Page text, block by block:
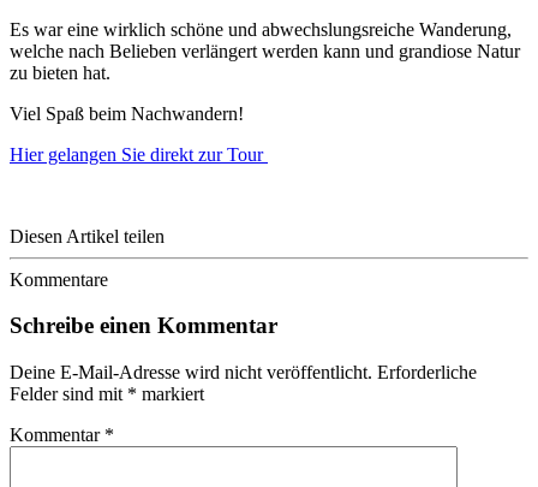
Es war eine wirklich schöne und abwechslungsreiche Wanderung,
welche nach Belieben verlängert werden kann und grandiose Natur
zu bieten hat.
Viel Spaß beim Nachwandern!
Hier gelangen Sie direkt zur Tour
Diesen Artikel teilen
Kommentare
Schreibe einen Kommentar
Deine E-Mail-Adresse wird nicht veröffentlicht. Erforderliche
Felder sind mit * markiert
Kommentar *